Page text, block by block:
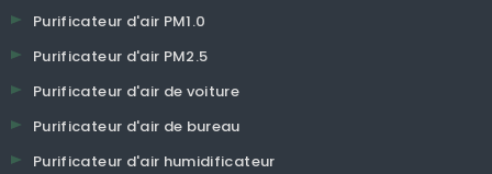
Purificateur d'air PM1.0
Purificateur d'air PM2.5
Purificateur d'air de voiture
Purificateur d'air de bureau
Purificateur d'air humidificateur